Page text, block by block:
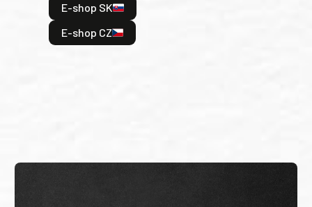
E-shop SK
E-shop CZ